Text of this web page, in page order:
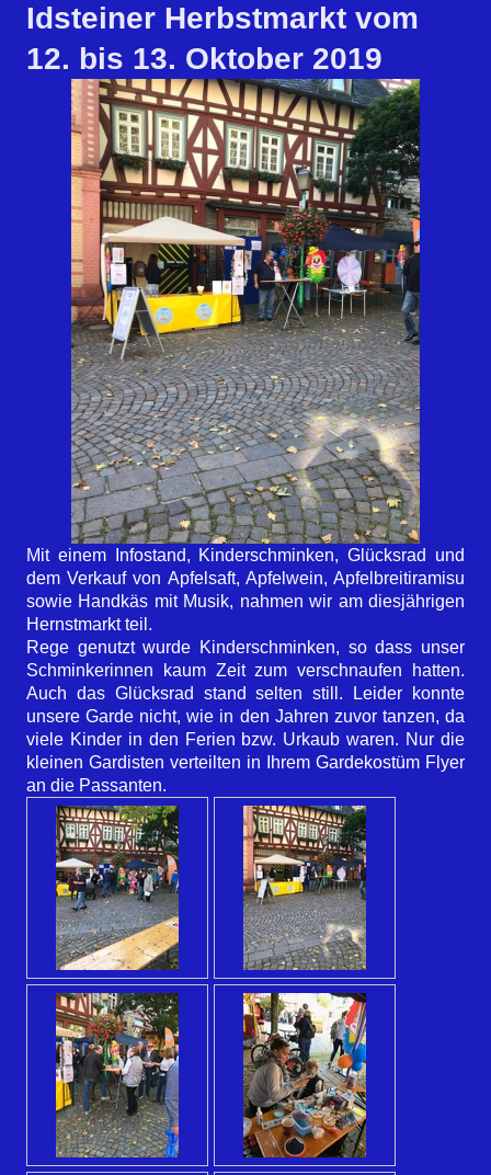
Idsteiner Herbstmarkt vom
12. bis 13. Oktober 2019
Mit einem Infostand, Kinderschminken, Glücksrad und
dem Verkauf von Apfelsaft, Apfelwein, Apfelbreitiramisu
sowie Handkäs mit Musik, nahmen wir am diesjährigen
Hernstmarkt teil.
Rege genutzt wurde Kinderschminken, so dass unser
Schminkerinnen kaum Zeit zum verschnaufen hatten.
Auch das Glücksrad stand selten still. Leider konnte
unsere Garde nicht, wie in den Jahren zuvor tanzen, da
viele Kinder in den Ferien bzw. Urkaub waren. Nur die
kleinen Gardisten verteilten in Ihrem Gardekostüm Flyer
an die Passanten.